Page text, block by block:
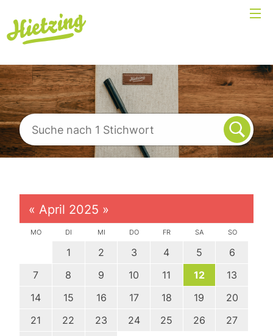
« April 2025 »
MO DI MI DO FR SA SO
1 2 3 4 5
6
7
8 9 10 11 12
13
14
15 16 17 18 19
20
21
22 23 24 25 26
27